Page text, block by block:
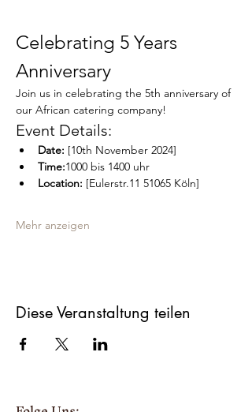
Celebrating 5 Years
Anniversary
Join us in celebrating the 5th anniversary of
our African catering company!
Event Details:
Date: [10th November 2024]
Time:1000 bis 1400 uhr
Location: [Eulerstr.11 51065 Köln]
Mehr anzeigen
Diese Veranstaltung teilen